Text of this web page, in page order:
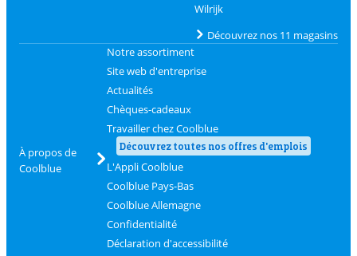
Wilrijk
Découvrez nos 11 magasins
À propos de
Coolblue
Notre assortiment
Site web d'entreprise
Actualités
Chèques-cadeaux
Travailler chez Coolblue
Découvrez toutes nos offres d'emplois
L'Appli Coolblue
Coolblue Pays-Bas
Coolblue Allemagne
Confidentialité
Déclaration d'accessibilité